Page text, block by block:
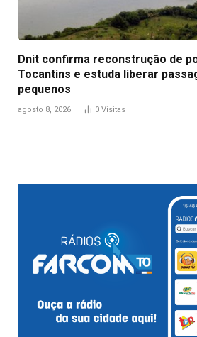
Dnit confirma reconstrução de
Tocantins e estuda liberar
pequenos
agosto 8, 2026 0 Visitas